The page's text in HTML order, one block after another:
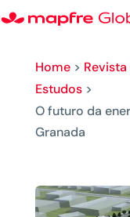
Home>
Estudos>
O futuro da
Granada